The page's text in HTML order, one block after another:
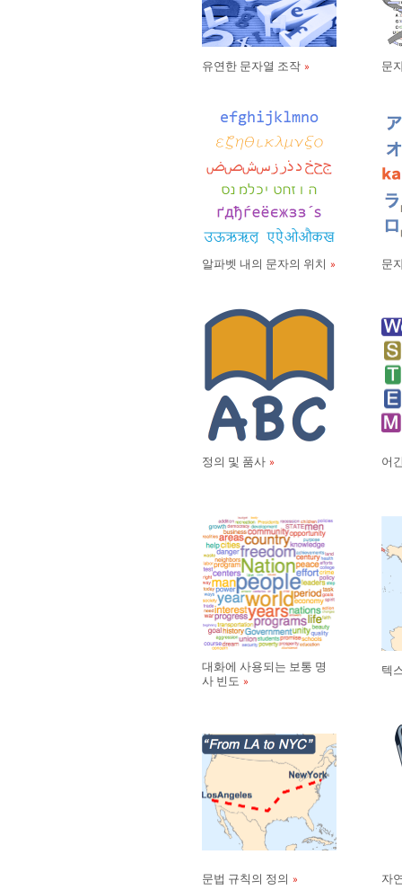
유연한 문자열 조작 문
알파벳 내의 문자의 위치 문
정의 및 품사 어
대화에 사용되는 보통 명
사 빈도
텍
문법 규칙의 정의 자